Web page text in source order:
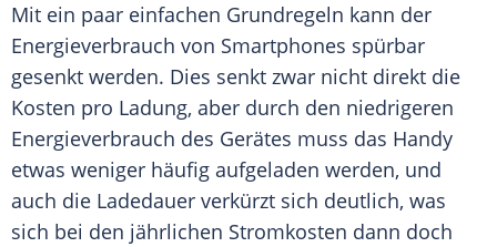
Mit ein paar einfachen Grundregeln kann der
Energieverbrauch von Smartphones spürbar
gesenkt werden. Dies senkt zwar nicht direkt die
Kosten pro Ladung, aber durch den niedrigeren
Energieverbrauch des Gerätes muss das Handy
etwas weniger häufig aufgeladen werden, und
auch die Ladedauer verkürzt sich deutlich, was
sich bei den jährlichen Stromkosten dann doch